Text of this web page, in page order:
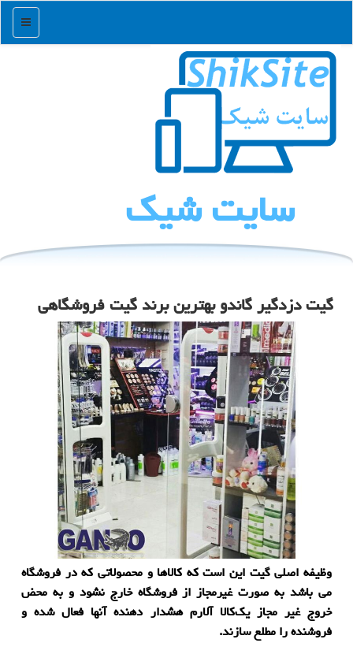
منو
سایت شیك
گیت دزدگیر گاندو بهترین برند گیت فروشگاهی
وظیفه اصلی گیت این است كه كالاها و محصولاتی كه در فروشگاه
می باشد به صورت غیرمجاز از فروشگاه خارج نشود و به محض
خروج غیر مجاز یك‌كالا آلارم هشدار دهنده آنها فعال شده و
فروشنده را مطلع سازند.